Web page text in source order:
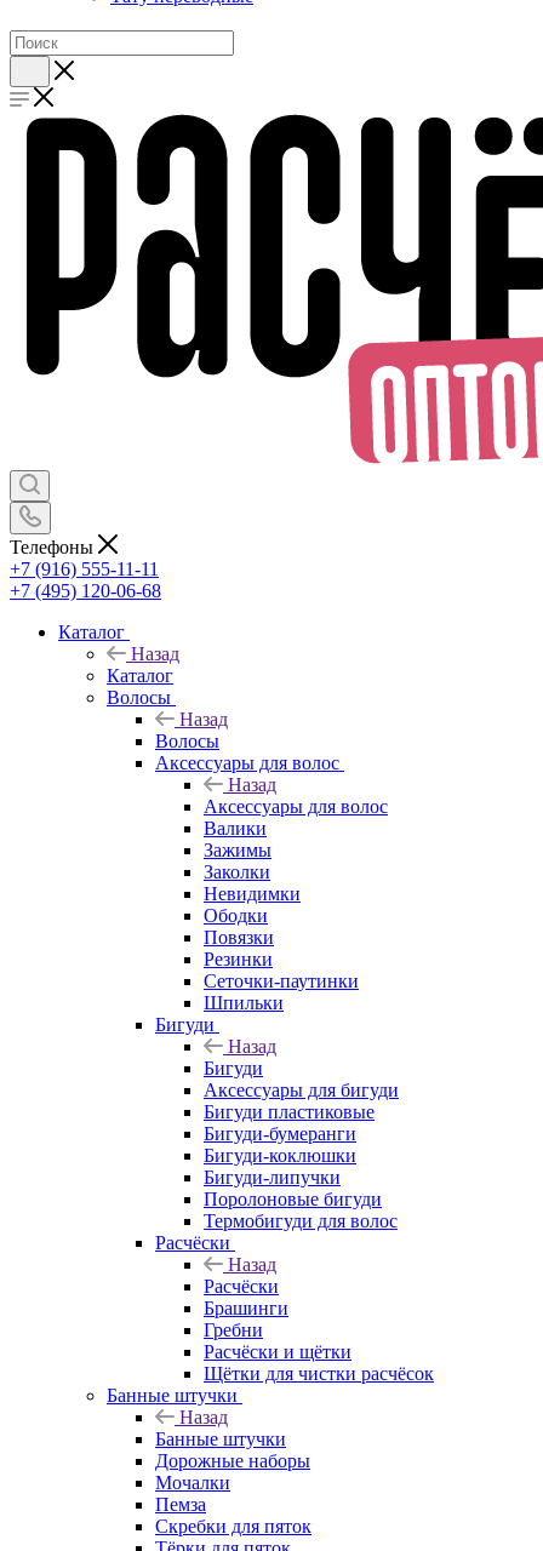
Телефоны
+7 (916) 555-11-11
+7 (495) 120-06-68
Каталог
Назад
Каталог
Волосы
Назад
Волосы
Аксессуары для волос
Назад
Аксессуары для волос
Валики
Зажимы
Заколки
Невидимки
Ободки
Повязки
Резинки
Сеточки-паутинки
Шпильки
Бигуди
Назад
Бигуди
Аксессуары для бигуди
Бигуди пластиковые
Бигуди-бумеранги
Бигуди-коклюшки
Бигуди-липучки
Поролоновые бигуди
Термобигуди для волос
Расчёски
Назад
Расчёски
Брашинги
Гребни
Расчёски и щётки
Щётки для чистки расчёсок
Банные штучки
Назад
Банные штучки
Дорожные наборы
Мочалки
Пемза
Скребки для пяток